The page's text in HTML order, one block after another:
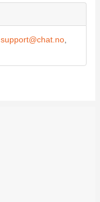
support@chat.no